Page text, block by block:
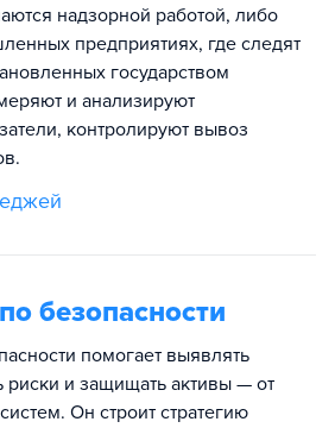
надзорной работой, либо
предприятиях, где следят
государством
и анализируют
контролируют вывоз
безопасности
помогает выявлять
риски и защищать активы — от
Он строит стратегию